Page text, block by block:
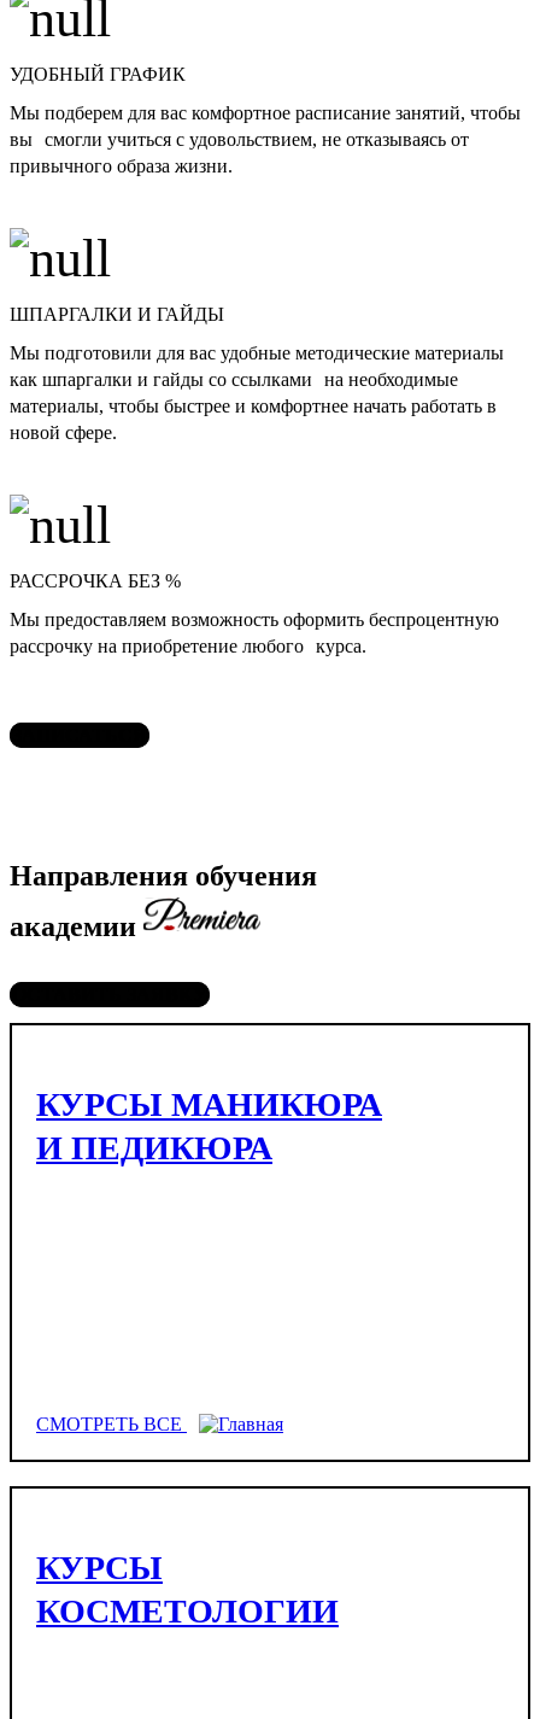
УДОБНЫЙ ГРАФИК
Мы подберем для вас комфортное расписание занятий, чтобы
вы смогли учиться с удовольствием, не отказываясь от
привычного образа жизни.
ШПАРГАЛКИ И ГАЙДЫ
Мы подготовили для вас удобные методические материалы
как шпаргалки и гайды со ссылками на необходимые
материалы, чтобы быстрее и комфортнее начать работать в
новой сфере.
РАССРОЧКА БЕЗ %
Мы предоставляем возможность оформить беспроцентную
рассрочку на приобретение любого курса.
Направления обучения
академии
КУРСЫ МАНИКЮРА
И ПЕДИКЮРА
СМОТРЕТЬ ВСЕ
КУРСЫ
КОСМЕТОЛОГИИ